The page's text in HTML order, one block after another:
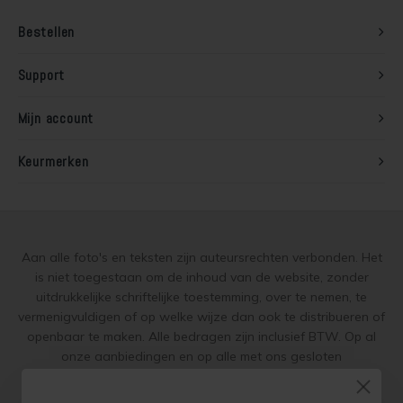
Bestellen
Support
Mijn account
Keurmerken
Aan alle foto's en teksten zijn auteursrechten verbonden. Het
is niet toegestaan om de inhoud van de website, zonder
uitdrukkelijke schriftelijke toestemming, over te nemen, te
vermenigvuldigen of op welke wijze dan ook te distribueren of
openbaar te maken. Alle bedragen zijn inclusief BTW. Op al
onze aanbiedingen en op alle met ons gesloten
en de